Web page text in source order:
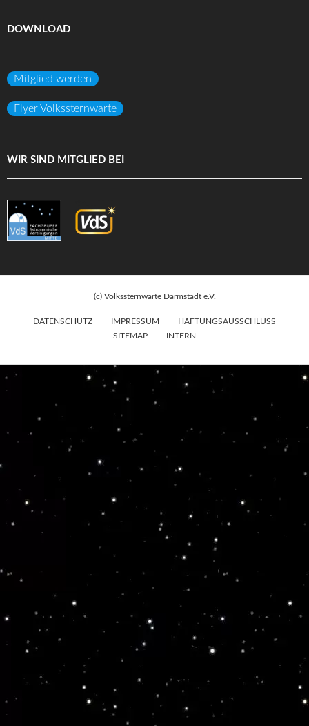
DOWNLOAD
Mitglied werden
Flyer Volkssternwarte
WIR SIND MITGLIED BEI
(c) Volkssternwarte Darmstadt e.V.
DATENSCHUTZ IMPRESSUM
HAFTUNGSAUSSCHLUSS
SITEMAP
INTERN